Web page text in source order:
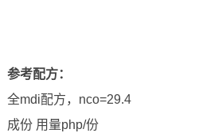
参考配方：
全mdi配方，nco=29.4
成份 用量php/份